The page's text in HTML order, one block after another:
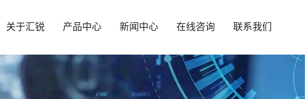
关于汇锐 产品中心 新闻中心 在线咨询 联系我们